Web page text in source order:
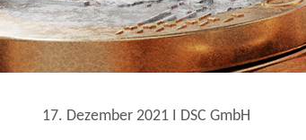
17. Dezember 2021 Ι DSC GmbH